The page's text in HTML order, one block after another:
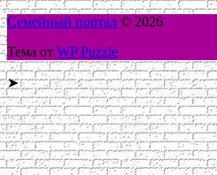
Семейный портал © 2026
Тема от WP Puzzle
➤